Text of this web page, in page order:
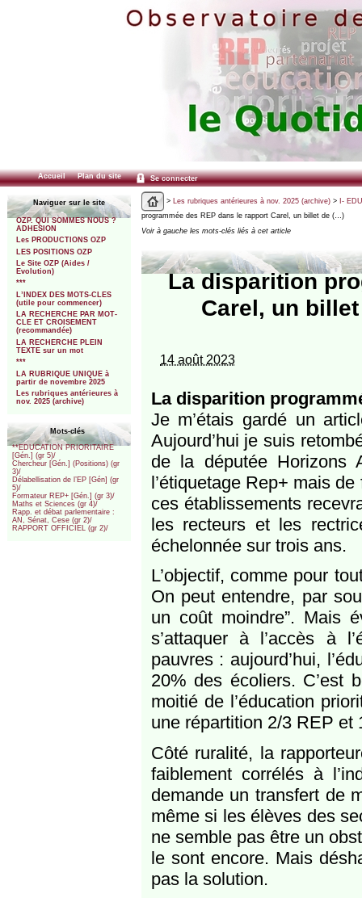
Accueil Plan du site Se connecter
Naviguer sur le site
OZP. QUI SOMMES NOUS ?
ADHESION
Les PRODUCTIONS OZP
LES POSITIONS OZP
Le Site OZP (Aides /
Evolution)
***
L’INDEX DES MOTS-CLES
(utile pour commencer)
LA RECHERCHE PAR MOT-
CLE ET CROISEMENT
(recommandée)
LA RECHERCHE PLEIN
TEXTE sur un mot
***
LA RUBRIQUE UNIQUE à
partir de novembre 2025
Les rubriques antérieures à
nov. 2025 (archive)
Mots-clés
**EDUCATION PRIORITAIRE
[Gén.] (gr 5)/
Chercheur [Gén.] (Positions) (gr
3)/
Délabellisation de l’EP [Gén] (gr
5)/
Formateur REP+ [Gén.] (gr 3)/
Maths et Sciences (gr 4)/
Rapp. et débat parlementaire :
AN, Sénat, Cese (gr 2)/
RAPPORT OFFICIEL (gr 2)/
> Les rubriques antérieures à nov. 2025 (archive)> I-
programmée des REP dans le rapport Carel, un billet de (…)
Voir à gauche les mots-clés liés à cet article
La disparition
Carel, un
14 août 2023
La disparition
Je m’étais gardé un
Aujourd’hui je suis
de la députée Horizons
l’étiquetage Rep+ mais
ces établissements
les recteurs et les
échelonnée sur trois ans.
L’objectif, comme pour
On peut entendre, par
un coût moindre”. Mais
s’attaquer à l’accès à
pauvres : aujourd’hui,
20% des écoliers. C’est
moitié de l’éducation
une répartition 2/3 REP et
Côté ruralité, la
faiblement corrélés à
demande un transfert de
même si les élèves des
ne semble pas être un
le sont encore. Mais
pas la solution.